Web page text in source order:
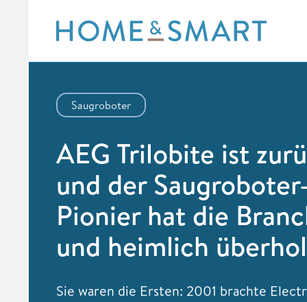
content
Saugroboter
AEG Trilobite ist
und der
Pionier hat die
und heimlich
Sie waren die Ersten: 2001 brachte